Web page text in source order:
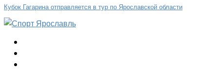
Кубок Гагарина отправляется в тур по Ярославской области